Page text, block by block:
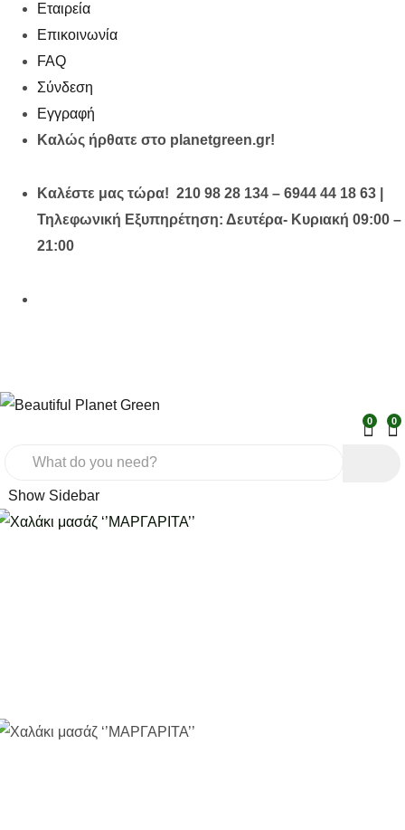
Εταιρεία
Επικοινωνία
FAQ
Σύνδεση
Εγγραφή
Καλώς ήρθατε στο planetgreen.gr!
Καλέστε μας τώρα! 210 98 28 134 – 6944 44 18 63 |
Τηλεφωνική Εξυπηρέτηση: Δευτέρα- Κυριακή 09:00 –
21:00
0
0
Show Sidebar